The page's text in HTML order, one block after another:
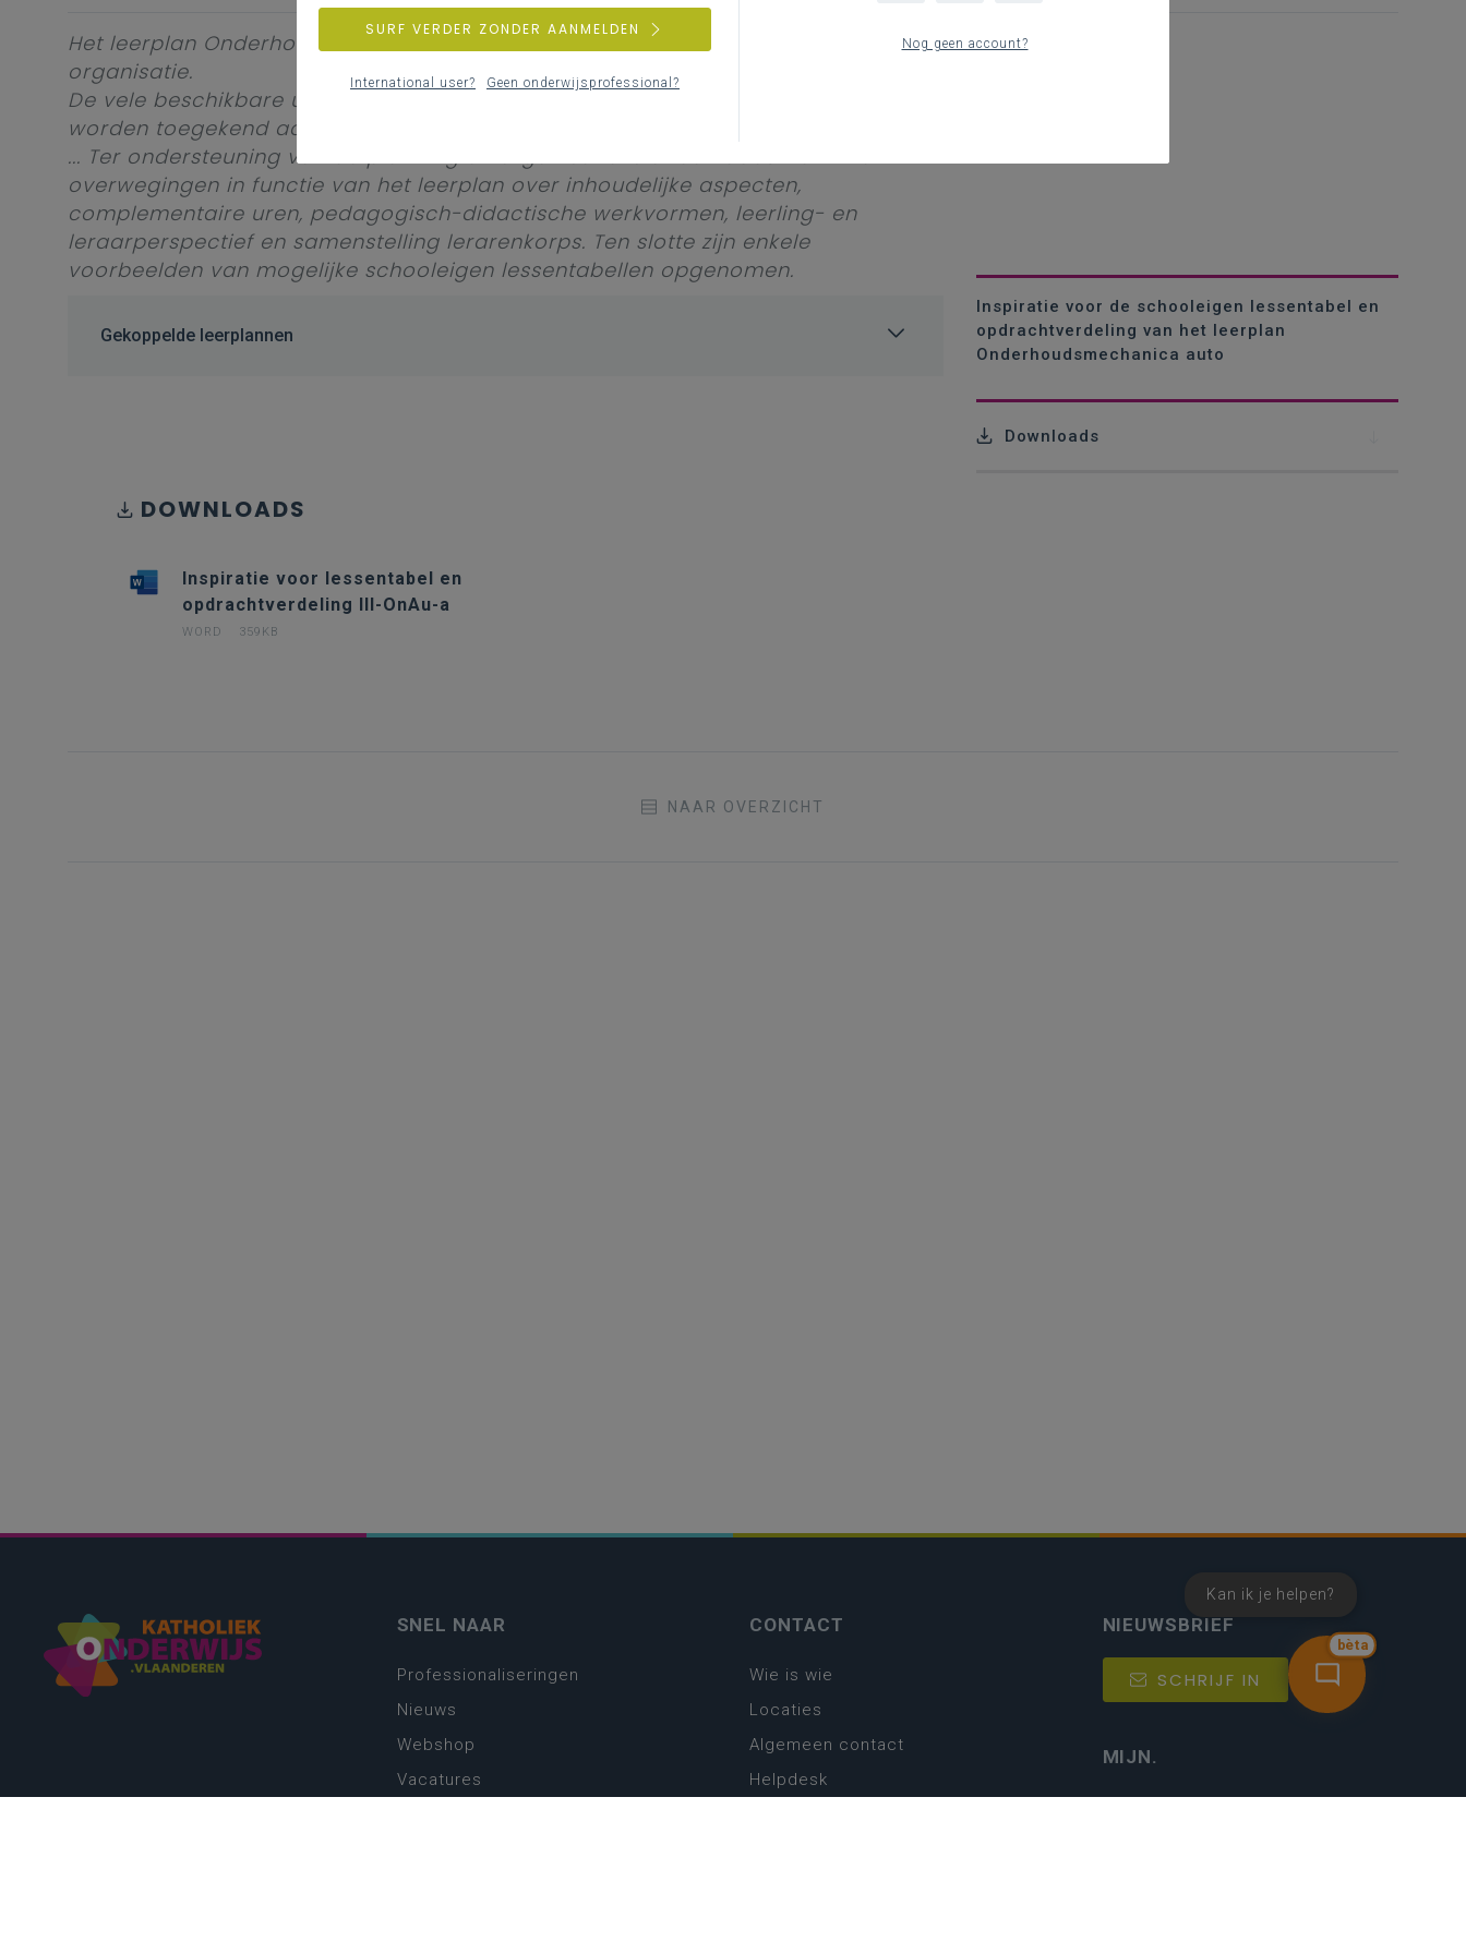
Inspiratie voor de schooleigen lessentabel en
opdrachtverdeling van het leerplan
Onderhoudsmechanica auto
Downloads
Het leerplan Onderhoudsmechanica auto (III-OnAu-a) vraagt planning en
organisatie.
De vele beschikbare uren in de minimummodellessentabel (32 graaduren)
worden toegekend aan een lesvak, een leraren(team), een labo of praktijkruimte
... Ter ondersteuning van de planning en organisatie is er een document met
overwegingen in functie van het leerplan over inhoudelijke aspecten,
complementaire uren, pedagogisch-didactische werkvormen, leerling- en
leraarperspectief en samenstelling lerarenkorps. Ten slotte zijn enkele
voorbeelden van mogelijke schooleigen lessentabellen opgenomen.
Gekoppelde leerplannen
DOWNLOADS
Inspiratie voor lessentabel en
opdrachtverdeling III-OnAu-a
WORD 359KB
NAAR OVERZICHT
bèta
Kan ik je helpen?
SNEL NAAR
Professionaliseringen
Nieuws
Webshop
Vacatures
CONTACT
Wie is wie
Locaties
Algemeen contact
Helpdesk
NIEUWSBRIEF
SCHRIJF IN
MIJN.
Nog geen account?
SURF VERDER ZONDER AANMELDEN
International user? Geen onderwijsprofessional?